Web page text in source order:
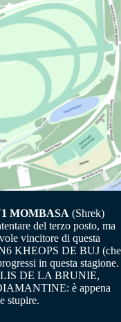
MOMBASA (Shrek)
del terzo posto, ma
vincitore di questa
KHEOPS DE BUJ (che
in questa stagione.
DE LA BRUNIE,
è appena
stupire.